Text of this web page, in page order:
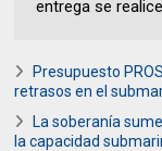
entrega se
Presupuesto
retrasos en el
La soberanía
la capacidad